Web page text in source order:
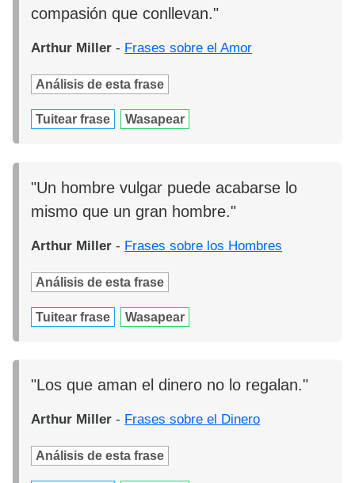
compasión que conllevan."
Arthur Miller - Frases sobre el Amor
Análisis de esta frase
Tuitear frase Wasapear
"Un hombre vulgar puede acabarse lo
mismo que un gran hombre."
Arthur Miller - Frases sobre los Hombres
Análisis de esta frase
Tuitear frase Wasapear
"Los que aman el dinero no lo regalan."
Arthur Miller - Frases sobre el Dinero
Análisis de esta frase